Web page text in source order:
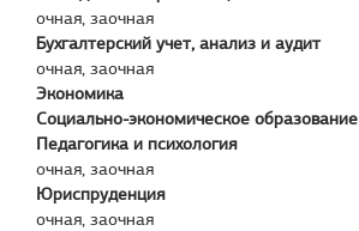
очная, заочная
Бухгалтерский учет, анализ и аудит
очная, заочная
Экономика
Социально-экономическое образование
Педагогика и психология
очная, заочная
Юриспруденция
очная, заочная